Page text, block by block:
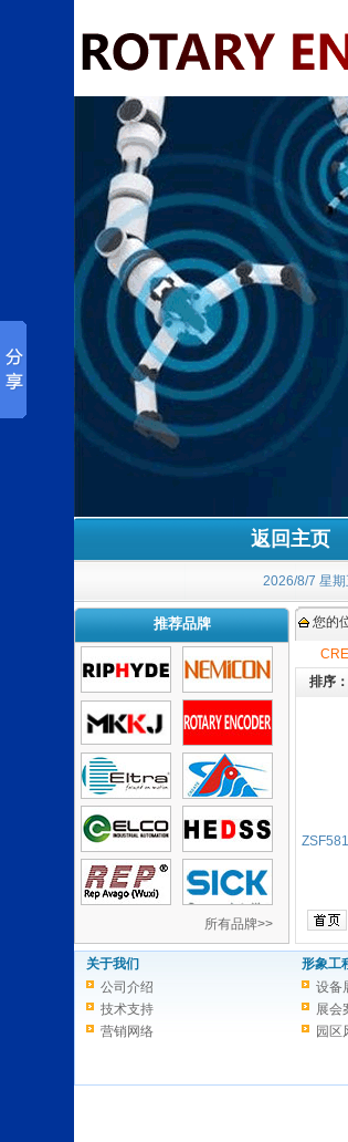
返回主页
2026/8/7 星期
推荐品牌
所有品牌>>
您的
排序：
关于我们
公司介绍
技术支持
营销网络
形象工
设备
展会
园区